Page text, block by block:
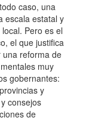
caso, una
escala estatal y
Pero es el
el que justifica
una reforma de
muy
gobernantes:
y
consejos
de